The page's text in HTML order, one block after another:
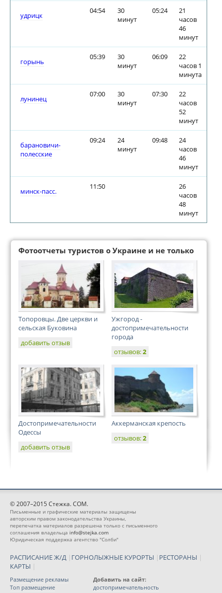
удрицк
04:54
30
минут
05:24
21
часов
46
минут
горынь
05:39
30
минут
06:09
22
часов 1
минута
лунинец
07:00
30
минут
07:30
22
часов
52
минут
барановичи-
полесские
09:24
24
минут
09:48
24
часов
46
минут
минск-пасс.
11:50
26
часов
48
минут
Фотоотчеты туристов о Украине и не только
Топоровцы. Две церкви и
сельская Буковина
добавить отзыв
Ужгород -
достопримечательности
города
отзывов:2
Достопримечательности
Одессы
добавить отзыв
Аккерманская крепость
отзывов:2
© 2007–2015 Стежка. COM.
Письменные и графические материалы защищены
авторским правом законодательства Украины,
перепечатка материалов разрешена только с письменного
соглашения владельца info@stejka.com
Юридическая поддержка агентство "Солби"
РАСПИСАНИЕ Ж/Д | ГОРНОЛЫЖНЫЕ КУРОРТЫ | РЕСТОРАНЫ |
КАРТЫ |
Размещение рекламы
Топ размещение
Добавить на сайт:
достопримечательность